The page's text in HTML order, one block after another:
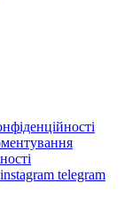
instagram telegram